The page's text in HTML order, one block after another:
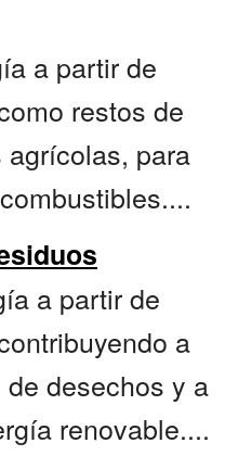
a partir de
restos de
para
a partir de
a
desechos y a
renovable....